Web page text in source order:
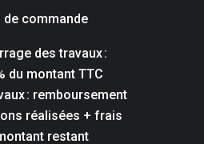
de commande
des travaux :
du montant TTC
: remboursement
réalisées + frais
restant